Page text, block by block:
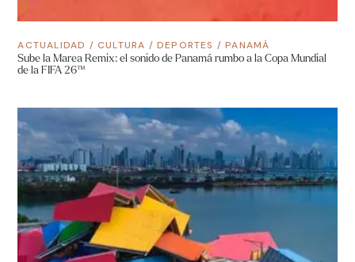
ACTUALIDAD /CULTURA /DEPORTES /PANAMÁ
Sube la Marea Remix: el sonido de Panamá rumbo a la Copa Mundial
de la FIFA 26™